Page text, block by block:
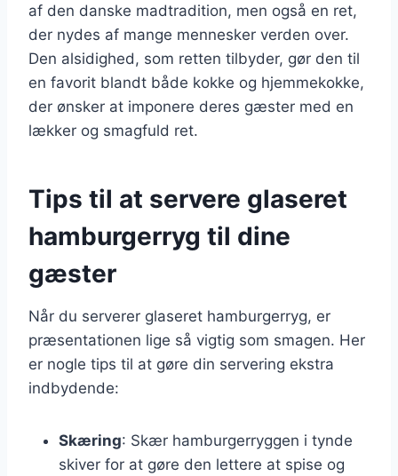
af den danske madtradition, men også en ret,
der nydes af mange mennesker verden over.
Den alsidighed, som retten tilbyder, gør den til
en favorit blandt både kokke og hjemmekokke,
der ønsker at imponere deres gæster med en
lækker og smagfuld ret.
Tips til at servere glaseret
hamburgerryg til dine
gæster
Når du serverer glaseret hamburgerryg, er
præsentationen lige så vigtig som smagen. Her
er nogle tips til at gøre din servering ekstra
indbydende:
Skæring: Skær hamburgerryggen i tynde
skiver for at gøre den lettere at spise og